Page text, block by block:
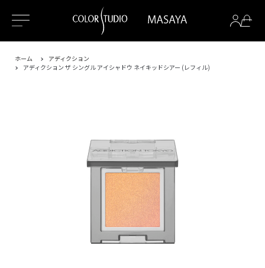
ホーム
アディクション
アディクション ザ シングル アイシャドウ ネイキッドシアー (レフィル)